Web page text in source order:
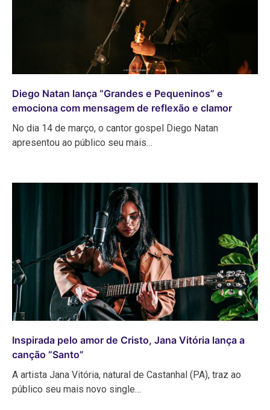
Diego Natan lança “Grandes e Pequeninos” e
emociona com mensagem de reflexão e clamor
No dia 14 de março, o cantor gospel Diego Natan
apresentou ao público seu mais…
Inspirada pelo amor de Cristo, Jana Vitória lança a
canção “Santo”
A artista Jana Vitória, natural de Castanhal (PA), traz ao
público seu mais novo single…